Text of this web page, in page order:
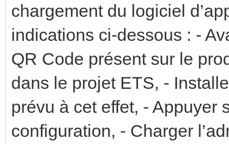
chargement du logiciel
indications ci-dessous : -
QR Code présent sur le
dans le projet ETS, -
prévu à cet effet, - Appuyer
configuration, - Charger